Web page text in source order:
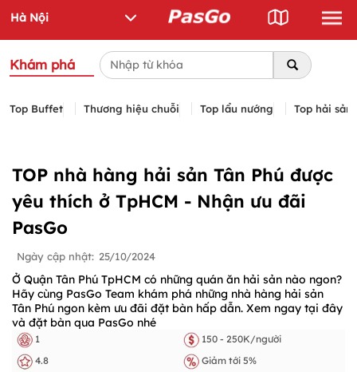
Khám phá
Top Buffet Thương hiệu chuỗi Top lẩu nướng Top hải sản
TOP nhà hàng hải sản Tân Phú được
yêu thích ở TpHCM - Nhận ưu đãi
PasGo
Ngày cập nhật: 25/10/2024
Ở Quận Tân Phú TpHCM có những quán ăn hải sản nào ngon?
Hãy cùng PasGo Team khám phá những nhà hàng hải sản
Tân Phú ngon kèm ưu đãi đặt bàn hấp dẫn. Xem ngay tại đây
và đặt bàn qua PasGo nhé
1
150 - 250K/người
4.8
Giảm tới 5%